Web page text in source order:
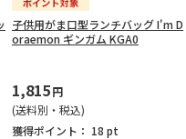
子供用がま口型ランチバッグ I'm D
oraemon ギンガム KGA0
1,815円
(送料別・税込)
獲得ポイント： 18 pt